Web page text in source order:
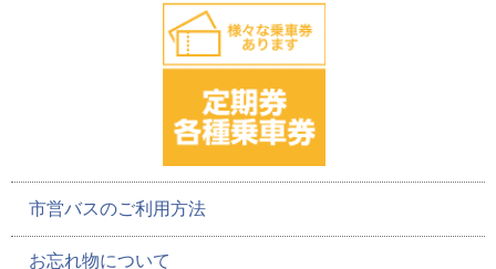
市営バスのご利用方法
お忘れ物について